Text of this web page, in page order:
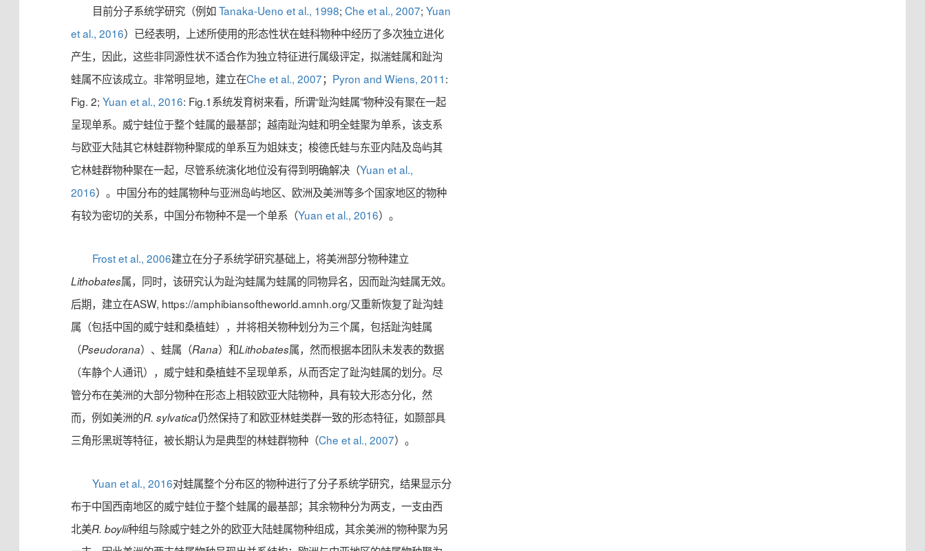
目前分子系统学研究（例如Tanaka-Ueno et al., 1998;Che et al., 2007;Yuan
et al., 2016）已经表明，上述所使用的形态性状在蛙科物种中经历了多次独立进化
产生，因此，这些非同源性状不适合作为独立特征进行属级评定，拟湍蛙属和趾沟
蛙属不应该成立。非常明显地，建立在Che et al., 2007； Pyron and Wiens, 2011:
Fig. 2;Yuan et al., 2016: Fig.1系统发育树来看，所谓“趾沟蛙属”物种没有聚在一起
呈现单系。威宁蛙位于整个蛙属的最基部；越南趾沟蛙和明全蛙聚为单系，该支系
与欧亚大陆其它林蛙群物种聚成的单系互为姐妹支；梭德氏蛙与东亚内陆及岛屿其
它林蛙群物种聚在一起，尽管系统演化地位没有得到明确解决（Yuan et al.,
2016）。中国分布的蛙属物种与亚洲岛屿地区、欧洲及美洲等多个国家地区的物种
有较为密切的关系，中国分布物种不是一个单系（Yuan et al., 2016）。
Frost et al., 2006建立在分子系统学研究基础上，将美洲部分物种建立
Lithobates属，同时，该研究认为趾沟蛙属为蛙属的同物异名，因而趾沟蛙属无效。
后期，建立在ASW, https://amphibiansoftheworld.amnh.org/又重新恢复了趾沟蛙
属（包括中国的威宁蛙和桑植蛙），并将相关物种划分为三个属，包括趾沟蛙属
（Pseudorana）、蛙属（Rana）和Lithobates属，然而根据本团队未发表的数据
（车静个人通讯），威宁蛙和桑植蛙不呈现单系，从而否定了趾沟蛙属的划分。尽
管分布在美洲的大部分物种在形态上相较欧亚大陆物种，具有较大形态分化，然
而，例如美洲的R. sylvatica仍然保持了和欧亚林蛙类群一致的形态特征，如颞部具
三角形黑斑等特征，被长期认为是典型的林蛙群物种（Che et al., 2007）。
Yuan et al., 2016对蛙属整个分布区的物种进行了分子系统学研究，结果显示分
布于中国西南地区的威宁蛙位于整个蛙属的最基部；其余物种分为两支，一支由西
北美R. boylii种组与除威宁蛙之外的欧亚大陆蛙属物种组成，其余美洲的物种聚为另